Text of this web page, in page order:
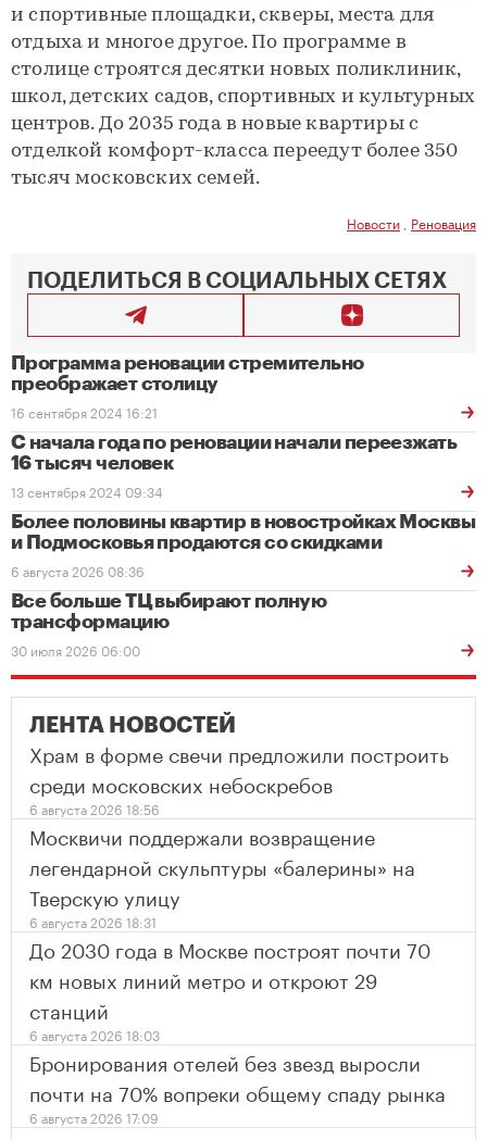
и спортивные площадки, скверы, места для
отдыха и многое другое. По программе в
столице строятся десятки новых поликлиник,
школ, детских садов, спортивных и культурных
центров. До 2035 года в новые квартиры с
отделкой комфорт-класса переедут более 350
тысяч московских семей.
Новости Реновация
ПОДЕЛИТЬСЯ В СОЦИАЛЬНЫХ СЕТЯХ
Программа реновации стремительно
преображает столицу
16 сентября 2024 16:21
С начала года по реновации начали переезжать
16 тысяч человек
13 сентября 2024 09:34
Более половины квартир в новостройках Москвы
и Подмосковья продаются со скидками
6 августа 2026 08:36
Все больше ТЦ выбирают полную
трансформацию
30 июля 2026 06:00
ЛЕНТА НОВОСТЕЙ
Храм в форме свечи предложили построить
среди московских небоскребов
6 августа 2026 18:56
Москвичи поддержали возвращение
легендарной скульптуры «балерины» на
Тверскую улицу
6 августа 2026 18:31
До 2030 года в Москве построят почти 70
км новых линий метро и откроют 29
станций
6 августа 2026 18:03
Бронирования отелей без звезд выросли
почти на 70% вопреки общему спаду рынка
6 августа 2026 17:09